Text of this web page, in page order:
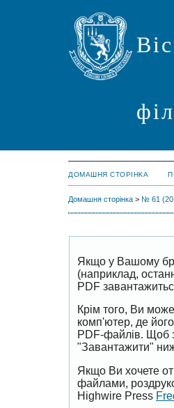
ДОМАШНЯ СТОРІНКА
Домашня сторінка > № 61
Якщо у Вашому
(наприклад,
PDF
Крім того, Ви
комп'ютер, де
PDF-файлів. Щоб
"Завантажити"
Якщо Ви хочете
файлами,
Highwire Press